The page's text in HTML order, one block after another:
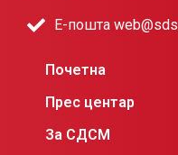
Е-пошта
Почетна
Прес центар
За СДСМ